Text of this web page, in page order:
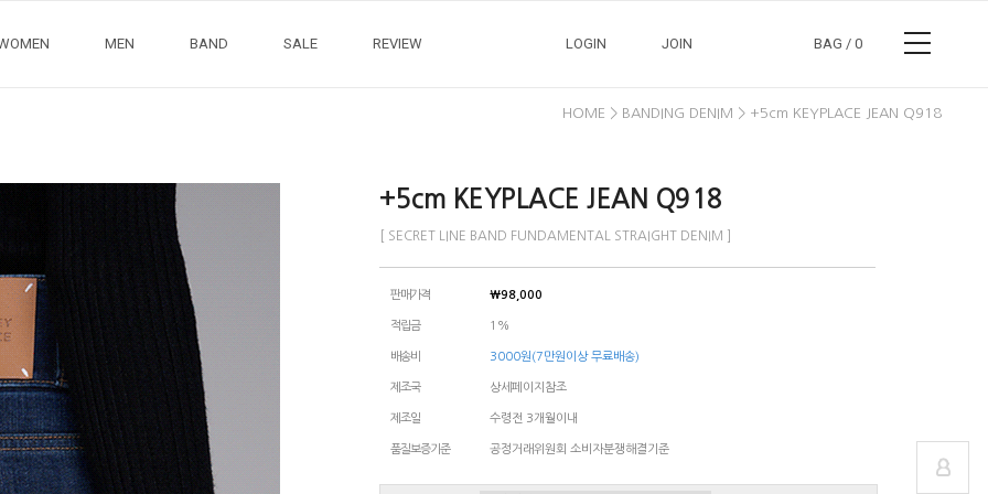
MEN BAND SALE REVIEW LOGIN JOIN BAG / 0
HOME > BANDING DENIM > +5cm KEYPLACE JEAN Q918
+5cm KEYPLACE JEAN Q918
[ SECRET LINE BAND FUNDAMENTAL STRAIGHT DENIM ]
판매가격 ￦98,000
적립금 1%
배송비 3000원(7만원이상 무료배송)
제조국 상세페이지참조
제조일 수령전 3개월이내
품질보증기준 공정거래위원회 소비자분쟁해결기준